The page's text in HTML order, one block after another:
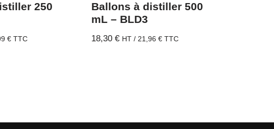
250
€ TTC
Ballons à distiller 500
mL – BLD3
18,30€ HT / 21,96€ TTC